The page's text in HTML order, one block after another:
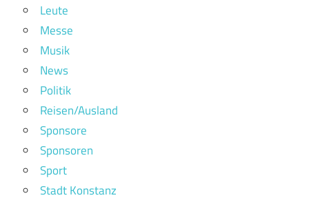
Leute
Messe
Musik
News
Politik
Reisen/Ausland
Sponsore
Sponsoren
Sport
Stadt Konstanz